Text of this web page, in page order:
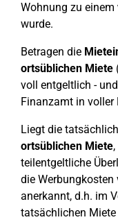
Wohnung zu einem
wurde.
Betragen die
ortsüblichen Miete
voll entgeltlich -
Finanzamt in voller
Liegt die
ortsüblichen Miete
teilentgeltliche
die
anerkannt, d.h. im
tatsächlichen